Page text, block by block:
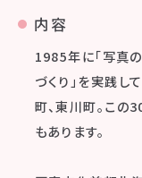
内容
1985年に「写真
づくり」を実践
町、東川町。この
もあります。